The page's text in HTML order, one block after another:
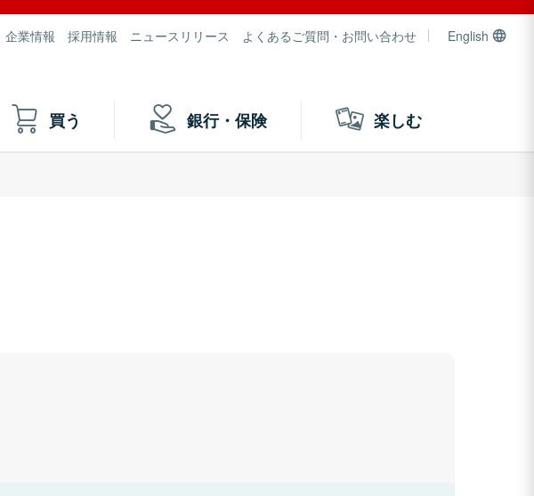
企業情報 採用情報 ニュースリリース よくあるご質問・お問い合わせ English
買う 銀行・保険 楽しむ